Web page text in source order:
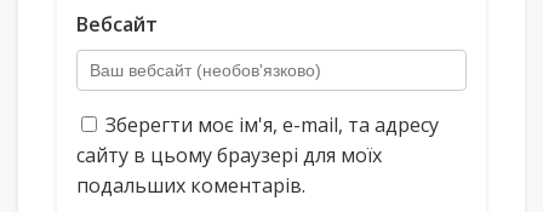
Вебсайт
Зберегти моє ім'я, e-mail, та адресу
сайту в цьому браузері для моїх
подальших коментарів.